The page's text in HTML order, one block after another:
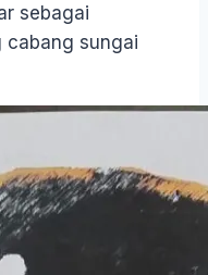
sebagai
cabang sungai